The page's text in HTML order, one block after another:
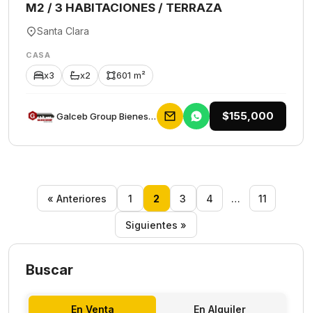
M2 / 3 HABITACIONES / TERRAZA
Santa Clara
CASA
x3 x2 601 m²
Galceb Group Bienes Raices $155,000
« Anteriores 1 2 3 4 … 11
Siguientes »
Buscar
En Venta En Alquiler